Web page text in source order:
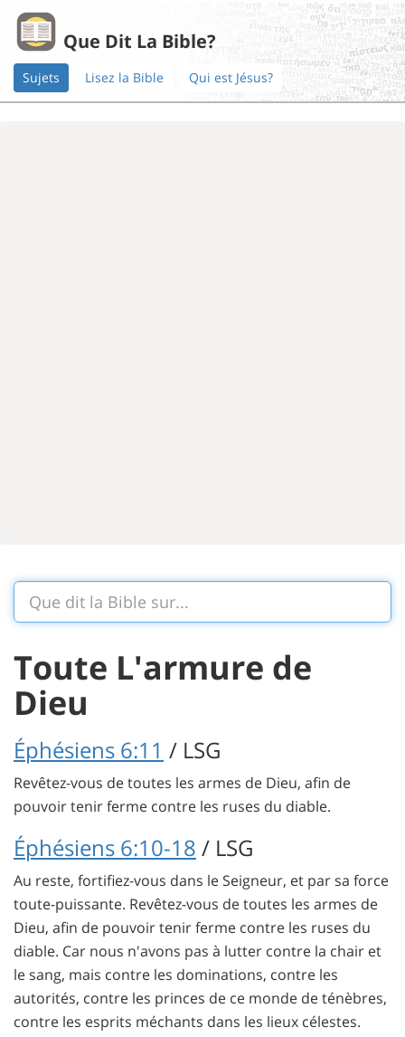
Que Dit La Bible?
Sujets Lisez la Bible Qui est Jésus?
Toute L'armure de
Dieu
Éphésiens 6:11 / LSG
Revêtez-vous de toutes les armes de Dieu, afin de
pouvoir tenir ferme contre les ruses du diable.
Éphésiens 6:10-18 / LSG
Au reste, fortifiez-vous dans le Seigneur, et par sa force
toute-puissante. Revêtez-vous de toutes les armes de
Dieu, afin de pouvoir tenir ferme contre les ruses du
diable. Car nous n'avons pas à lutter contre la chair et
le sang, mais contre les dominations, contre les
autorités, contre les princes de ce monde de ténèbres,
contre les esprits méchants dans les lieux célestes.